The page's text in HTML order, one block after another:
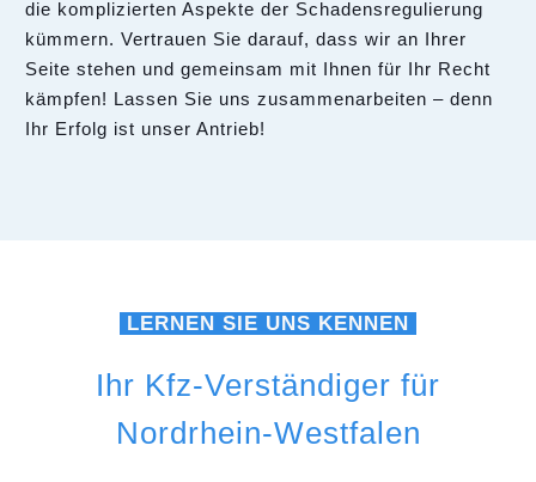
die komplizierten Aspekte der Schadensregulierung
kümmern. Vertrauen Sie darauf, dass wir an Ihrer
Seite stehen und gemeinsam mit Ihnen für Ihr Recht
kämpfen! Lassen Sie uns zusammenarbeiten – denn
Ihr Erfolg ist unser Antrieb!
LERNEN SIE UNS KENNEN
Ihr Kfz-Verständiger für
Nordrhein-Westfalen